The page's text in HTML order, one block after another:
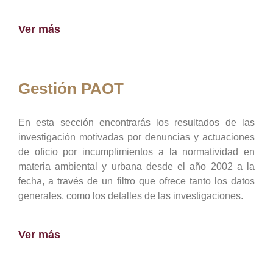
Ver más
Gestión PAOT
En esta sección encontrarás los resultados de las
investigación motivadas por denuncias y actuaciones
de oficio por incumplimientos a la normatividad en
materia ambiental y urbana desde el año 2002 a la
fecha, a través de un filtro que ofrece tanto los datos
generales, como los detalles de las investigaciones.
Ver más